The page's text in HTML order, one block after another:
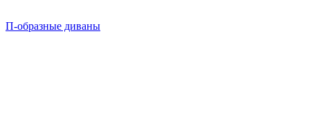
П-образные диваны